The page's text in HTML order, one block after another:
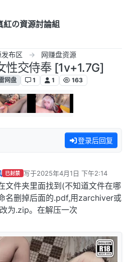
紅の資源討論組
布区 网赚盘资源
性交侍奉 [1v+1.7G]
网盘 1 1 163
登录后回复
已封禁 写于2025年4月1日 下午2:14
最后由 编辑
文件夹里面找到(不知道文件在哪
名删掉后面的.pdf,用zarchiver或
为.zip。在解压一次